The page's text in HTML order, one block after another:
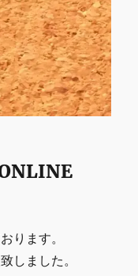
おります。
しました。